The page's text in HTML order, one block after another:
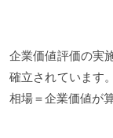
企業価値評価の実
確立されています
相場＝企業価値が